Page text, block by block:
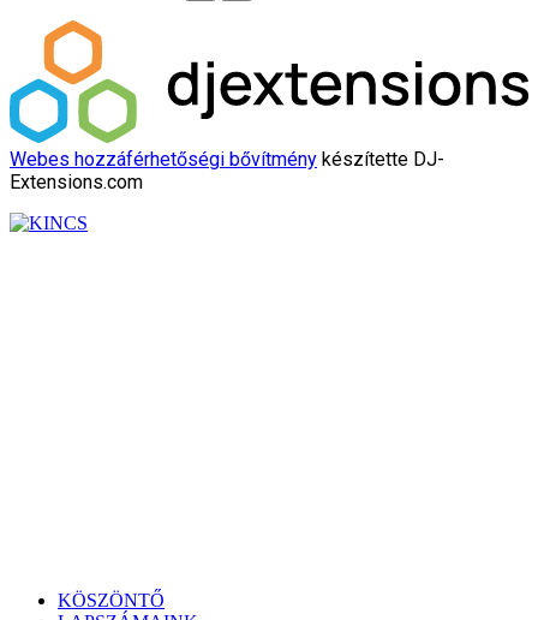
Webes hozzáférhetőségi bővítmény készítette DJ-
Extensions.com
KÖSZÖNTŐ